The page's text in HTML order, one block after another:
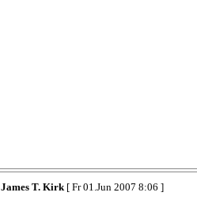
James T. Kirk[ Fr 01.Jun 2007 8:06 ]